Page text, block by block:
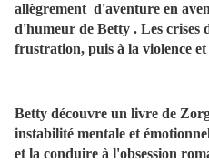
allègrement d'aventure en
d'humeur de Betty . Les crises
frustration, puis à la violence
Betty découvre un livre de
instabilité mentale et
et la conduire à l'obsession